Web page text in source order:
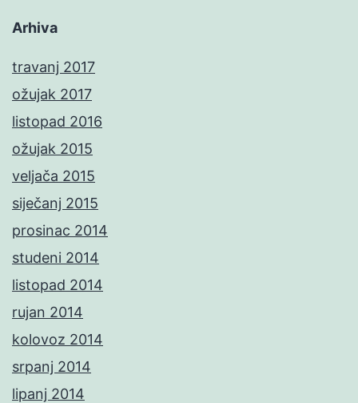
Arhiva
travanj 2017
ožujak 2017
listopad 2016
ožujak 2015
veljača 2015
siječanj 2015
prosinac 2014
studeni 2014
listopad 2014
rujan 2014
kolovoz 2014
srpanj 2014
lipanj 2014